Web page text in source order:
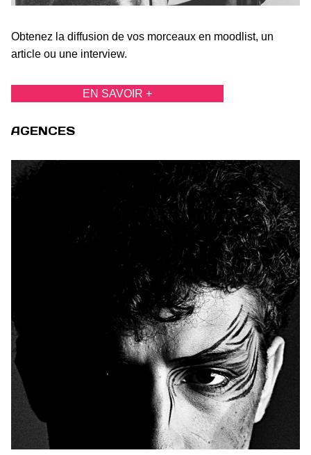
Obtenez la diffusion de vos morceaux en moodlist, un
article ou une interview.
EN SAVOIR +
AGENCES